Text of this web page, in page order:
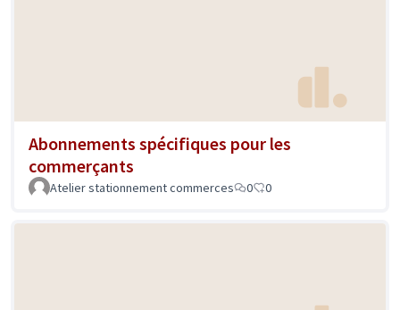
Abonnements spécifiques pour les
commerçants
Atelier stationnement commerces 0 0